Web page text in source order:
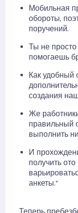
Мобильная
обороты,
поручений.
Ты не
помогаешь
Как удобный
создания
Же
правильный
выполнить
И
получить ото
анкеты.”